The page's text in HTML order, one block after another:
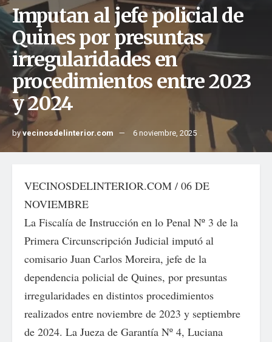
Imputan al jefe policial de
Quines por presuntas
irregularidades en
procedimientos entre 2023
y 2024
byvecinosdelinterior.com 6 noviembre, 2025
VECINOSDELINTERIOR.COM / 06 DE
NOVIEMBRE
La Fiscalía de Instrucción en lo Penal Nº 3 de la
Primera Circunscripción Judicial imputó al
comisario Juan Carlos Moreira, jefe de la
dependencia policial de Quines, por presuntas
irregularidades en distintos procedimientos
realizados entre noviembre de 2023 y septiembre
de 2024. La Jueza de Garantía Nº 4, Luciana